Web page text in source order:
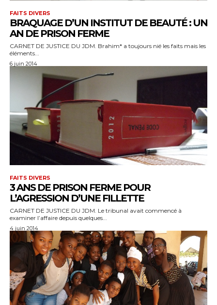
FAITS DIVERS
BRAQUAGE D’UN INSTITUT DE BEAUTÉ : UN
AN DE PRISON FERME
CARNET DE JUSTICE DU JDM. Brahim* a toujours nié les faits mais les
éléments...
6 juin 2014
FAITS DIVERS
3 ANS DE PRISON FERME POUR
L’AGRESSION D’UNE FILLETTE
CARNET DE JUSTICE DU JDM. Le tribunal avait commencé à
examiner l’affaire depuis quelques...
4 juin 2014